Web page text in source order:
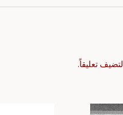
لتضيف تعليقاً.